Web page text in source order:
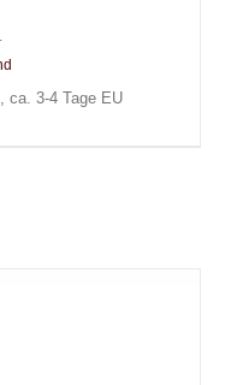
ca. 3-4 Tage EU